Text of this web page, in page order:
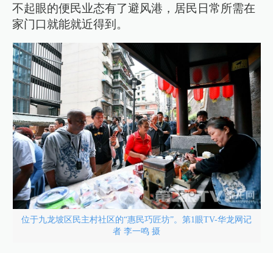
不起眼的便民业态有了避风港，居民日常所需在
家门口就能就近得到。
位于九龙坡区民主村社区的“惠民巧匠坊”。第1眼TV-华龙网记
者 李一鸣 摄